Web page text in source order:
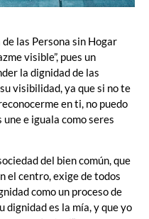
las Persona sin Hogar
visible”, pues un
la dignidad de las
visibilidad, ya que si no te
en ti, no puedo
e iguala como seres
del bien común, que
el centro, exige de todos
como un proceso de
dignidad es la mía, y que yo